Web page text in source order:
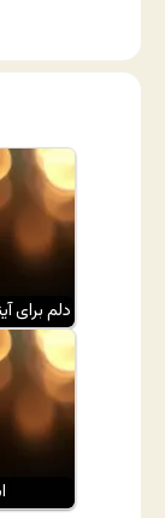
دلم برای